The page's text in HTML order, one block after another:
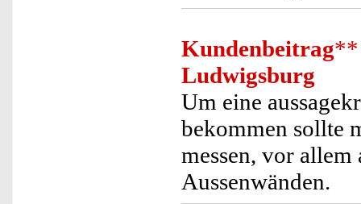
Kundenbeitrag**
Ludwigsburg
Um eine
bekommen sollte
messen, vor
Aussenwänden.